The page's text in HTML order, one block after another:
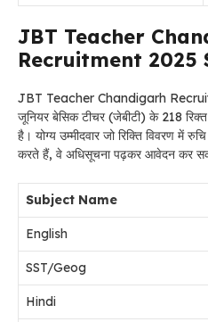
JBT Teacher
Recruitment 2025
JBT Teacher Chandigarh
जूनियर बेसिक टीचर (जेबीटी) के 218 रिक्त
है। योग्य उम्मीदवार जो रिक्ति विवरण में
करते हैं, वे अधिसूचना पढ़कर आवेदन कर
Subject Name
English
SST/Geog
Hindi